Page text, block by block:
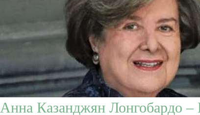
Анна Казанджян Лонгобардо